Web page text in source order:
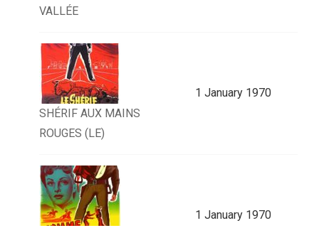
VALLÉE
SHÉRIF AUX MAINS
ROUGES (LE)
1 January 1970
1 January 1970